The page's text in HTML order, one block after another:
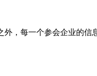
外，每一个参会企业的信